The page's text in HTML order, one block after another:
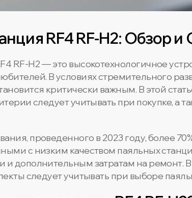
RF4 RF-H2: Обзор
RF-H2 — это высокотехнологичное
В условиях стремительного
критически важным. В этой
следует учитывать при покупке, а
проведенного в 2023 году, более
с низким качеством паяльных
и дополнительным затратам на ремонт.
следует учитывать при выборе